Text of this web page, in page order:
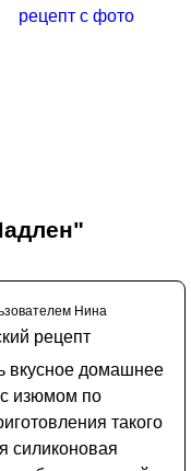
Нина
вкусное домашнее
изюмом по
такого
силиконовая